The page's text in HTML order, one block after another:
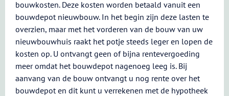
bouwkosten. Deze kosten worden betaald vanuit een
bouwdepot nieuwbouw. In het begin zijn deze lasten te
overzien, maar met het vorderen van de bouw van uw
nieuwbouwhuis raakt het potje steeds leger en lopen de
kosten op. U ontvangt geen of bijna rentevergoeding
meer omdat het bouwdepot nagenoeg leeg is. Bij
aanvang van de bouw ontvangt u nog rente over het
bouwdepot en dit kunt u verrekenen met de hypotheek